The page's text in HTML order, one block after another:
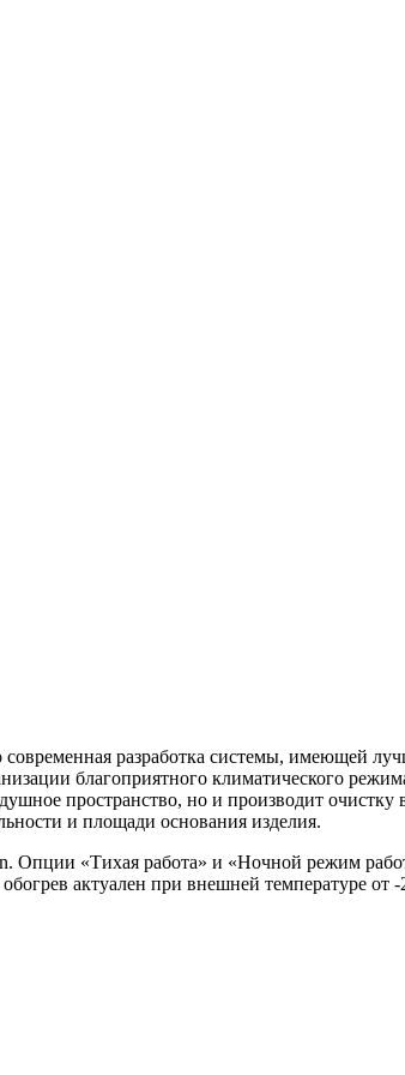
разработка системы, имеющей
благоприятного климатического
пространство, но и производит очистку
и площади основания изделия.
«Тихая работа» и «Ночной режим
актуален при внешней температуре от